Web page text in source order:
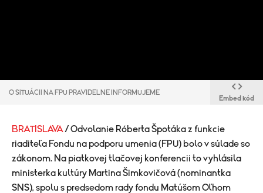
O SITUÁCII NA FPU PRAVIDELNE INFORMUJEME
Embed kód
BRATISLAVA / Odvolanie Róberta Špotáka z funkcie
riaditeľa Fondu na podporu umenia (FPU) bolo v súlade so
zákonom. Na piatkovej tlačovej konferencii to vyhlásila
ministerka kultúry Martina Šimkovičová (nominantka
SNS), spolu s predsedom rady fondu Matúšom Oľhom